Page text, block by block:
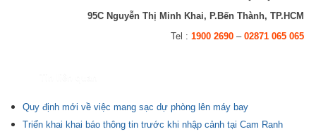
95C Nguyễn Thị Minh Khai, P.Bến Thành, TP.HCM
Tel : 1900 2690– 02871 065 065
Quy định mới về việc mang sạc dự phòng lên máy bay
Triển khai khai báo thông tin trước khi nhập cảnh tại Cam Ranh